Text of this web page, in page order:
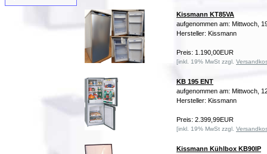
Kissmann KT85VA
aufgenommen am: Mittwoch,
Hersteller: Kissmann
Preis: 1.190,00EUR
[inkl. 19% MwSt zzgl.
KB 195 ENT
aufgenommen am: Mittwoch,
Hersteller: Kissmann
Preis: 2.399,99EUR
[inkl. 19% MwSt zzgl.
Kissmann Kühlbox KB90IP